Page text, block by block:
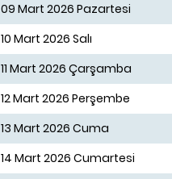
09 Mart 2026 Pazartesi
10 Mart 2026 Salı
11 Mart 2026 Çarşamba
12 Mart 2026 Perşembe
13 Mart 2026 Cuma
14 Mart 2026 Cumartesi